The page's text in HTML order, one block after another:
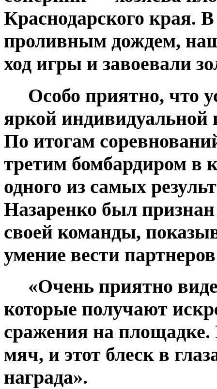
Краснодарского края.
проливным дождем,
ход игры и завоевали
Особо приятно, что
яркой
По итогам
третим бомбардиром в
одного из самых
Назаренко был
своей команды,
умение вести
«Очень приятно
которые получают
сражения на
мяч, и этот блеск в
награда».